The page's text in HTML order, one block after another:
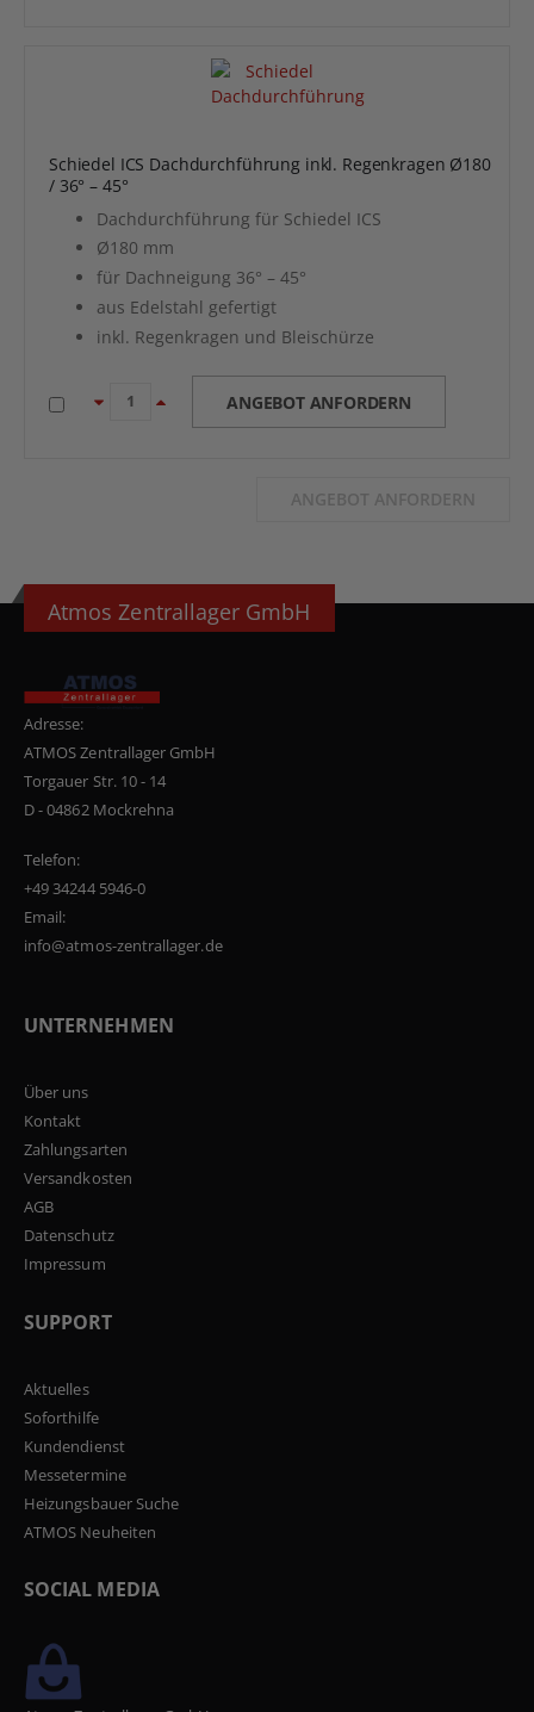
Schiedel ICS Dachdurchführung inkl. Regenkragen Ø180
/ 36° – 45°
Dachdurchführung für Schiedel ICS
Ø180 mm
für Dachneigung 36° – 45°
aus Edelstahl gefertigt
inkl. Regenkragen und Bleischürze
ANGEBOT ANFORDERN
ANGEBOT ANFORDERN
Atmos Zentrallager GmbH
Adresse:
ATMOS Zentrallager GmbH
Torgauer Str. 10 - 14
D - 04862 Mockrehna
Telefon:
+49 34244 5946-0
Email:
info@atmos-zentrallager.de
UNTERNEHMEN
Über uns
Kontakt
Zahlungsarten
Versandkosten
AGB
Datenschutz
Impressum
SUPPORT
Aktuelles
Soforthilfe
Kundendienst
Messetermine
Heizungsbauer Suche
ATMOS Neuheiten
SOCIAL MEDIA